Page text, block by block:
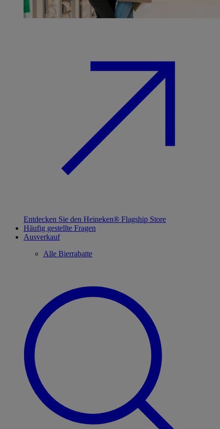
Entdecken Sie den Heineken® Flagship Store
Häufig gestellte Fragen
Ausverkauf
Alle Bierrabatte